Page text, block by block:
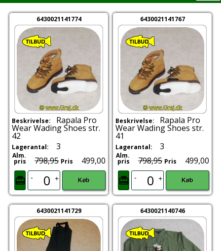
6430021141774
Beskrivelse: Rapala Pro
Wear Wading Shoes str.
42
Lagerantal: 3
Alm.
pris 798,95 Pris 499,00
- + Køb
6430021141767
Beskrivelse: Rapala Pro
Wear Wading Shoes str.
41
Lagerantal: 3
Alm.
pris 798,95 Pris 499,00
- + Køb
6430021141729 6430021140746